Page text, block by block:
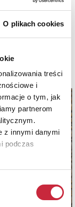
O plikach cookies
treści
i
o tym, jak
partnerom
z innymi danymi
podczas
x 32 cm;